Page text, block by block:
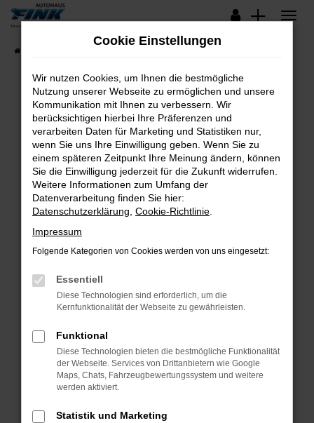
Zum
springen
Lagerfahrzeuge
Fehler: Network Error
Beim Laden ist ein Fehler aufgetreten.
Hier sind ein paar Tipps, die dir helfen können:
Überprüfe deine Firewall und deine
Internetverbindung.
Laden andere Webseiten, zum Beispiel deine
Suchmaschine?
Prüfe deine Browsererweiterungen.
können das Laden bestimmter Seiten
verhindern. Funktioniert die Seite in einem
anderen Browser oder in einem privaten
Starte dein Gerät neu.
Das kann manchmal helfen, vorübergehende
Probleme zu beheben.
Betriebssystem auf dem neuesten Stand
Cookie Einstellungen
Wir nutzen Cookies, um Ihnen die bestmögliche
Nutzung unserer Webseite zu ermöglichen und unsere
Kommunikation mit Ihnen zu verbessern. Wir
berücksichtigen hierbei Ihre Präferenzen und
verarbeiten Daten für Marketing und Statistiken nur,
wenn Sie uns Ihre Einwilligung geben. Wenn Sie zu
einem späteren Zeitpunkt Ihre Meinung ändern, können
Sie die Einwilligung jederzeit für die Zukunft widerrufen.
Weitere Informationen zum Umfang der
Datenverarbeitung finden Sie hier:
Datenschutzerklärung Cookie-Richtlinie
Impressum
Folgende Kategorien von Cookies werden von uns eingesetzt:
Essentiell
Diese Technologien sind erforderlich, um die
Kernfunktionalität der Webseite zu gewährleisten.
Funktional
Diese Technologien bieten die bestmögliche Funktionalität
der Webseite. Services von Drittanbietern wie Google
Maps, Chats, Fahrzeugbewertungssystem und weitere
werden aktiviert.
Statistik und Marketing